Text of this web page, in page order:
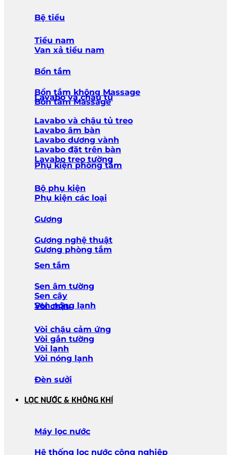
Bệ tiểu
Tiểu nam
Van xả tiểu nam
Bồn tắm
Bồn tắm không Massage
Bồn tắm Massage
Lavabo và chậu tủ
Lavabo và chậu tủ treo
Lavabo âm bàn
Lavabo dương vành
Lavabo đặt trên bàn
Lavabo treo tường
Phụ kiện phòng tắm
Bộ phụ kiện
Phụ kiện các loại
Gương
Gương nghệ thuật
Gương phòng tắm
Sen tắm
Sen âm tường
Sen cây
Sen nóng lạnh
Vòi chậu
Vòi chậu cảm ứng
Vòi gắn tường
Vòi lạnh
Vòi nóng lạnh
Đèn sưởi
LỌC NƯỚC & KHÔNG KHÍ
Máy lọc nước
Hệ thống lọc nước công nghiệp